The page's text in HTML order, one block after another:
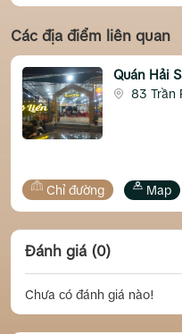
Các địa điểm liên quan
Quán Hải Sản Cô
83 Trần Phú, Vĩnh
đường Map
Đánh giá (0)
Chưa có đánh giá nào!